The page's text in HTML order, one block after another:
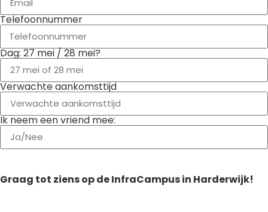
Telefoonnummer
Dag: 27 mei / 28 mei?
Verwachte aankomsttijd
Ik neem een vriend mee:
Graag tot ziens op de InfraCampus in Harderwijk!